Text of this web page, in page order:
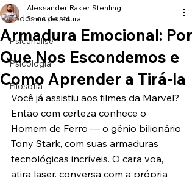
Todos os posts
Psicanálise
Psicologia
Filosofia
Armadura Emocional: Por
Que Nos Escondemos e
Como Aprender a Tirá-la
Alessander Raker Stehling
3 min de leitura
Você já assistiu aos filmes da Marvel?
Então com certeza conhece o
Homem de Ferro — o gênio bilionário
Tony Stark, com suas armaduras
tecnológicas incríveis. O cara voa,
atira laser, conversa com a própria